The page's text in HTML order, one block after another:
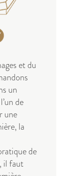
et du
un
de
une
la
de
il faut